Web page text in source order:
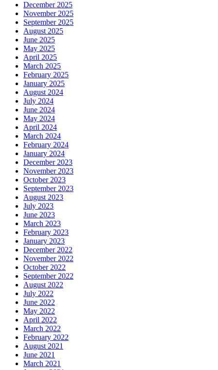
December 2025
November 2025
September 2025
August 2025
June 2025
May 2025
April 2025
March 2025
February 2025
January 2025
August 2024
July 2024
June 2024
May 2024
April 2024
March 2024
February 2024
January 2024
December 2023
November 2023
October 2023
September 2023
August 2023
July 2023
June 2023
March 2023
February 2023
January 2023
December 2022
November 2022
October 2022
September 2022
August 2022
July 2022
June 2022
May 2022
April 2022
March 2022
February 2022
August 2021
June 2021
March 2021